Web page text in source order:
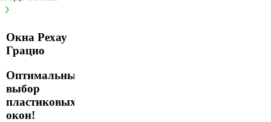
Окна Рехау
Грацио
Оптимальный
выбор
пластиковых
окон!